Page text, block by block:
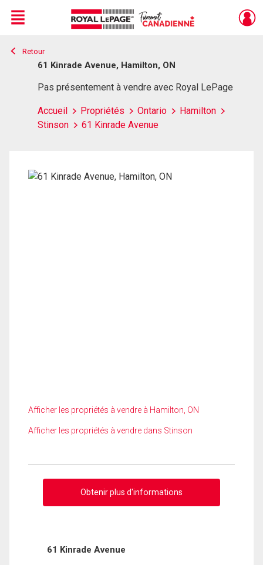
Live
En Direct
Menu
Retour
61 Kinrade Avenue, Hamilton, ON
Pas présentement à vendre avec Royal LePage
Accueil Propriétés Ontario
Hamilton
Stinson
61 Kinrade Avenue
Afficher les propriétés à vendre à Hamilton, ON
Afficher les propriétés à vendre dans Stinson
Obtenir plus d'informations
61 Kinrade Avenue